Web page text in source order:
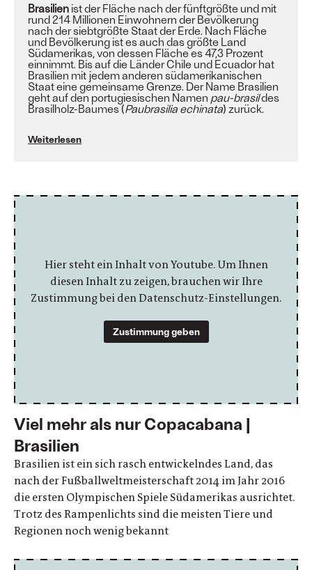
Brasilien istder Fläche nach der fünftgrößte und mit
rund 214 Millionen Einwohnern der Bevölkerung
nach der siebtgrößte Staatder Erde. Nach Fläche
und Bevölkerung ist es auch das größte Land
Südamerikas , von dessen Fläche es 47,3 Prozent
einnimmt. Bis auf die LänderChile und Ecuadorhat
Brasilien mit jedem anderen südamerikanischen
Staat eine gemeinsameGrenze . Der Name Brasilien
geht auf den portugiesischen Namen pau-brasildes
Brasilholz-Baumes (Paubrasilia echinata) zurück.
Weiterlesen
Hier steht ein Inhalt von Youtube. Um Ihnen
diesen Inhalt zu zeigen, brauchen wir Ihre
Zustimmung bei den Datenschutz-Einstellungen.
Zustimmung geben
Viel mehr als nur Copacabana |
Brasilien
Brasilien ist ein sich rasch entwickelndes Land, das
nach der Fußballweltmeisterschaft 2014 im Jahr 2016
die ersten Olympischen Spiele Südamerikas ausrichtet.
Trotz des Rampenlichts sind die meisten Tiere und
Regionen noch wenig bekannt